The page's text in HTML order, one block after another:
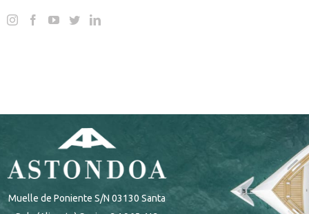
Muelle de Poniente S/N 03130 Santa